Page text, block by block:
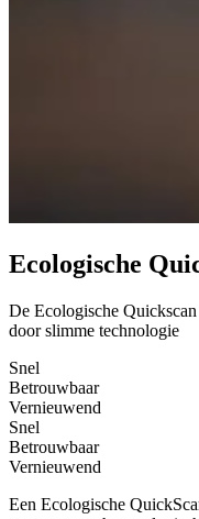
Ecologische
De Ecologische
door slimme technologie
Snel
Betrouwbaar
Vernieuwend
Snel
Betrouwbaar
Vernieuwend
Een Ecologische